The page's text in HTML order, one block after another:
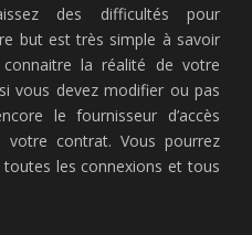
des difficultés pour
but est très simple à savoir
la réalité de votre
vous devez modifier ou pas
le fournisseur d’accès
contrat. Vous pourrez
les connexions et tous